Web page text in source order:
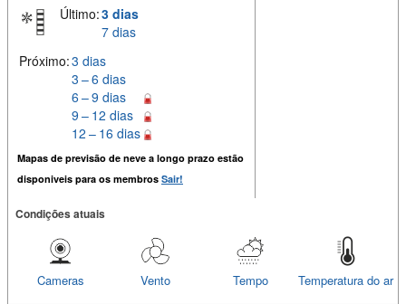
Último:3 dias
7 dias
Próximo:3 dias
3 – 6 dias
6 – 9 dias
9 – 12 dias
12 – 16 dias
Mapas de previsão de neve a longo prazo estão
disponiveis para os membros Sair!
Condições atuais
Temperatura do ar
Tempo
Vento
Cameras